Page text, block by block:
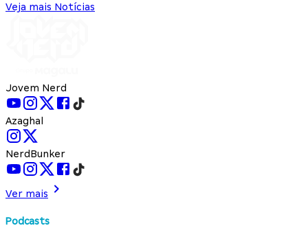
Veja mais Notícias
Jovem Nerd
Azaghal
NerdBunker
Ver mais
Podcasts